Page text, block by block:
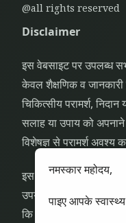
@all rights reserved
Disclaimer
इस वेबसाइट पर उपलब्ध
केवल शैक्षणिक व
चिकित्सीय परामर्श,
सलाह या उपाय को
विशेषज्ञ से परामर्श अवश्य
इस वेबसाइट पर पूछे गए
उपयोगकर्ताओं को दिखाई
कि प्रश्न पूछते समय कोई
नमस्कार महोदय,
पाइए आपके